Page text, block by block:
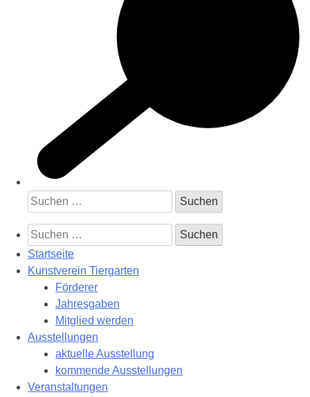
Suchen
nach:
Suchen
nach:
Startseite
Kunstverein Tiergarten
Förderer
Jahresgaben
Mitglied werden
Ausstellungen
aktuelle Ausstellung
kommende Ausstellungen
Veranstaltungen